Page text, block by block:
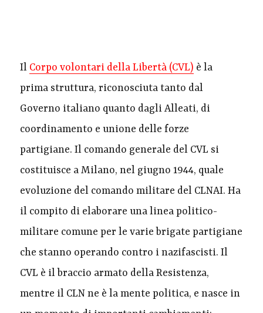
Il Corpo volontari della Libertà (CVL) è la
prima struttura, riconosciuta tanto dal
Governo italiano quanto dagli Alleati, di
coordinamento e unione delle forze
partigiane. Il comando generale del CVL si
costituisce a Milano, nel giugno 1944, quale
evoluzione del comando militare del CLNAI. Ha
il compito di elaborare una linea politico-
militare comune per le varie brigate partigiane
che stanno operando contro i nazifascisti. Il
CVL è il braccio armato della Resistenza,
mentre il CLN ne è la mente politica, e nasce in